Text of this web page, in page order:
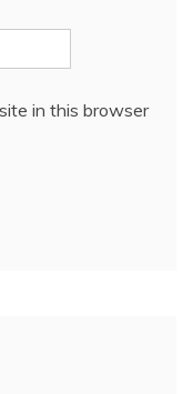
in this browser